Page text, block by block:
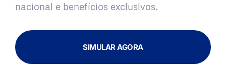
nacional e benefícios exclusivos.
SIMULAR AGORA